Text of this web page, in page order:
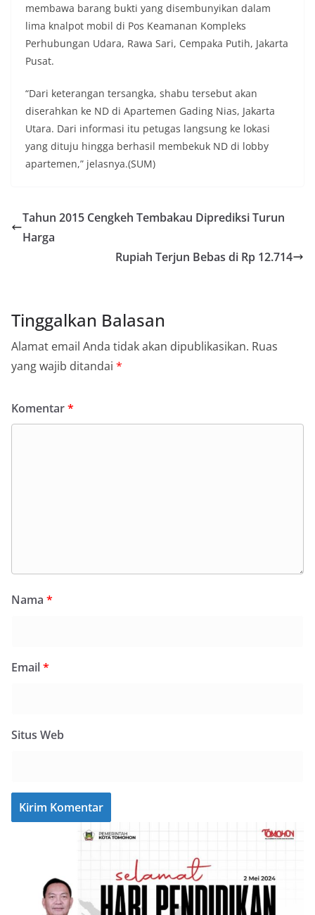
membawa barang bukti yang disembunyikan dalam
lima knalpot mobil di Pos Keamanan Kompleks
Perhubungan Udara, Rawa Sari, Cempaka Putih, Jakarta
Pusat.
“Dari keterangan tersangka, shabu tersebut akan
diserahkan ke ND di Apartemen Gading Nias, Jakarta
Utara. Dari informasi itu petugas langsung ke lokasi
yang dituju hingga berhasil membekuk ND di lobby
apartemen,” jelasnya.(SUM)
Tahun 2015 Cengkeh Tembakau Diprediksi Turun
Harga
Rupiah Terjun Bebas di Rp 12.714
Tinggalkan Balasan
Alamat email Anda tidak akan dipublikasikan. Ruas
yang wajib ditandai *
Komentar*
Nama *
Email*
Situs Web